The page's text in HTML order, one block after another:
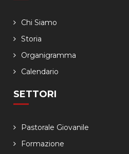
Chi Siamo
Storia
Organigramma
Calendario
SETTORI
Pastorale Giovanile
Formazione